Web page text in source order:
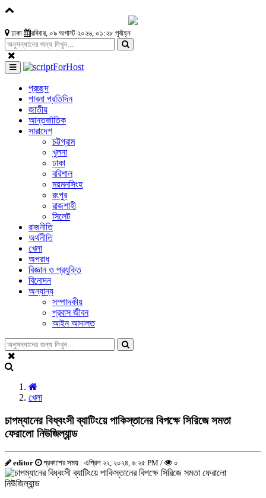
ঢাকা রবিবার, ০৯ অগাস্ট ২০২৬, ০১:২৮ পূর্বাহ্ন
প্রচ্ছদ
পাবনা প্রতিদিন
জাতীয়
আন্তর্জাতিক
সারাদেশ
চট্টগ্রাম
খুলনা
ঢাকা
বরিশাল
ময়মনসিংহ
রংপুর
রাজশাহী
সিলেট
রাজনীতি
অর্থনীতি
খেলা
অপরাধ
বিজ্ঞান ও প্রযুক্তি
বিনোদন
অন্যান্য
সম্পাদকীয়
প্রবাস জীবন
আইন আদালত
খেলা
চাপম্যানের বিধ্বংসী ব্যাটিংয়ে পাকিস্তানের বিপক্ষে সিরিজে সমতা
ফেরালো নিউজিল্যান্ড
editor প্রকাশের সময় : এপ্রিল ২২, ২০২৪, ৬:২৫ PM / ০